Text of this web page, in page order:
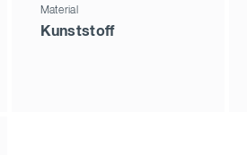
Material
Kunststoff